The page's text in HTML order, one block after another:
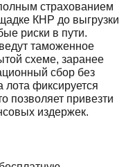
страхованием
КНР до выгрузки
риски в пути.
таможенное
схеме, заранее
сбор без
фиксируется
позволяет привезти
издержек.